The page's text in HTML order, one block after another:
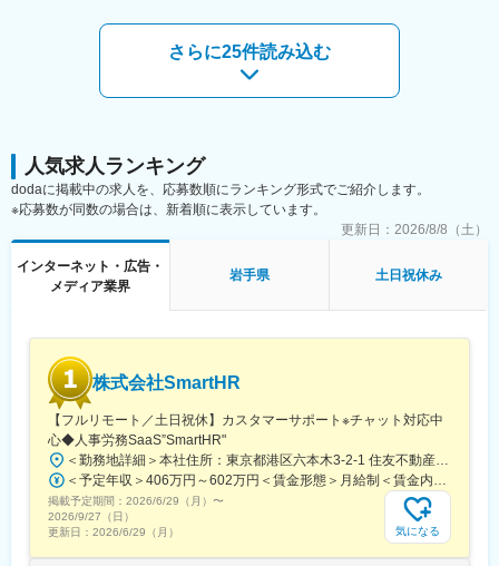
・マーケティング部門・編成部門と連携したプロモーション企画
への参加促進提案
【コンサルティング型の営業力やマーケティング知識が身に付
て集客効果を最大化するだけではなく、時には施設改修やメニュ
ー開発など、売上に直結するアイデアを一緒に考えることもあ
り、幅広いスキルを身に着けることが可能です。
【事業の高い将来性】
国内シェアの拡大だけではなく、インバウンド需要に伴いよりサ
ービスとしての成長を拡大しています。
採用情報・事業紹介・事業長メッセージ等：
https://corp.rakuten.co.jp/careers/travel/
変更の範囲：会社の定める業務
さらに25件読み込む
人気求人ランキング
dodaに掲載中の求人を、応募数順にランキング形式でご紹介します。
※応募数が同数の場合は、新着順に表示しています。
更新日： 2026/8/8（土）
インターネット・広告・
メディア業界
岩手県 土日祝休み
株式会社SmartHR
【フルリモート／土日祝休】カスタマーサポート※チャット対応中
心◆人事労務SaaS”SmartHR"
掲載予定期間： 2026/6/29（月） 〜
2026/9/27（日）
更新日： 2026/6/29（月） 気になる